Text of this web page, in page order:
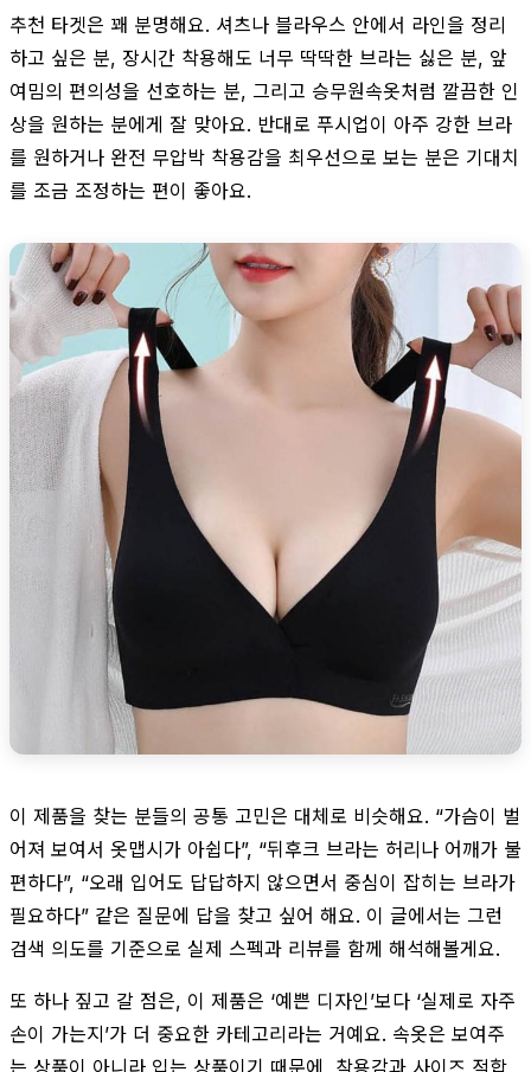
추천 타겟은 꽤 분명해요. 셔츠나 블라우스 안에서 라인을 정리
하고 싶은 분, 장시간 착용해도 너무 딱딱한 브라는 싫은 분, 앞
여밈의 편의성을 선호하는 분, 그리고 승무원속옷처럼 깔끔한 인
상을 원하는 분에게 잘 맞아요. 반대로 푸시업이 아주 강한 브라
를 원하거나 완전 무압박 착용감을 최우선으로 보는 분은 기대치
를 조금 조정하는 편이 좋아요.
이 제품을 찾는 분들의 공통 고민은 대체로 비슷해요. “가슴이 벌
어져 보여서 옷맵시가 아쉽다”, “뒤후크 브라는 허리나 어깨가 불
편하다”, “오래 입어도 답답하지 않으면서 중심이 잡히는 브라가
필요하다” 같은 질문에 답을 찾고 싶어 해요. 이 글에서는 그런
검색 의도를 기준으로 실제 스펙과 리뷰를 함께 해석해볼게요.
또 하나 짚고 갈 점은, 이 제품은 ‘예쁜 디자인’보다 ‘실제로 자주
손이 가는지’가 더 중요한 카테고리라는 거예요. 속옷은 보여주
는 상품이 아니라 입는 상품이기 때문에, 착용감과 사이즈 적합